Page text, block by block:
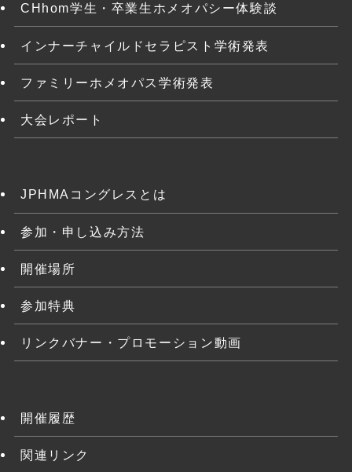
CHhom学生・卒業生ホメオパシー体験談
インナーチャイルドセラピスト学術発表
ファミリーホメオパス学術発表
大会レポート
JPHMAコングレスとは
参加・申し込み方法
開催場所
参加特典
リンクバナー・プロモーション動画
開催履歴
関連リンク